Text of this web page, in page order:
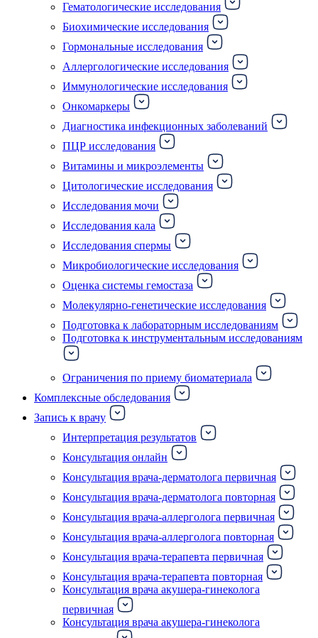
Гематологические исследования
Биохимические исследования
Гормональные исследования
Аллергологические исследования
Иммунологические исследования
Онкомаркеры
Диагностика инфекционных заболеваний
ПЦР исследования
Витамины и микроэлементы
Цитологические исследования
Исследования мочи
Исследования кала
Исследования спермы
Микробиологические исследования
Оценка системы гемостаза
Молекулярно-генетические исследования
Подготовка к лабораторным исследованиям
Подготовка к инструментальным исследованиям
Ограничения по приему биоматериала
Комплексные обследования
Запись к врачу
Интерпретация результатов
Консультация онлайн
Консультация врача-дерматолога первичная
Консультация врача-дерматолога повторная
Консультация врача-аллерголога первичная
Консультация врача-аллерголога повторная
Консультация врача-терапевта первичная
Консультация врача-терапевта повторная
Консультация врача акушера-гинеколога
первичная
Консультация врача акушера-гинеколога